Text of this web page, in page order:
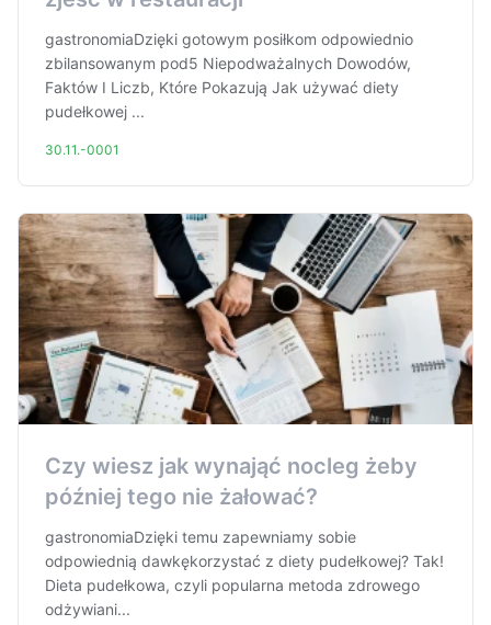
gastronomiaDzięki gotowym posiłkom odpowiednio
zbilansowanym pod5 Niepodważalnych Dowodów,
Faktów I Liczb, Które Pokazują Jak używać diety
pudełkowej ...
30.11.-0001
Czy wiesz jak wynająć nocleg żeby
później tego nie żałować?
gastronomiaDzięki temu zapewniamy sobie
odpowiednią dawkękorzystać z diety pudełkowej? Tak!
Dieta pudełkowa, czyli popularna metoda zdrowego
odżywiani...